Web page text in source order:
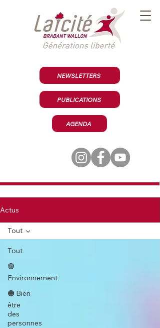
NEWSLETTERS
PUBLICATIONS
AGENDA
Actus
Tout
🟢
Environnement
🟠 Bien
être
des
personnes
Tout